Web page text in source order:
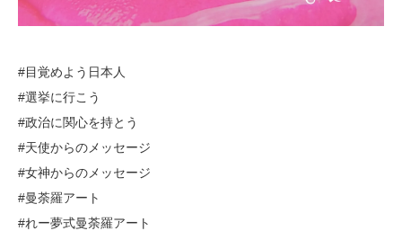
#目覚めよう日本人
#選挙に行こう
#政治に関心を持とう
#天使からのメッセージ
#女神からのメッセージ
#曼荼羅アート
#れー夢式曼荼羅アート